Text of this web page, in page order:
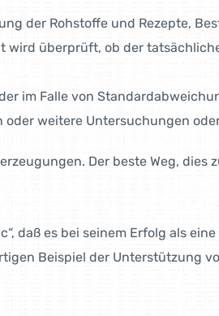
der Rohstoffe und Rezepte,
überprüft, ob der
im Falle von
weitere Unter­suchungen
Der beste Weg, dies
daß es bei seinem Erfolg als
Beispiel der Unterstützung